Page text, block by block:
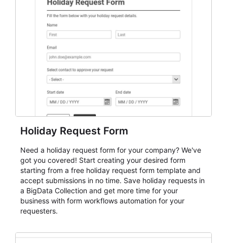
event intake, and membership participation. It helps
keep responses standardized so organizers can
evaluate submissions, manage next steps, and maintain
cleaner registration records over time.
Holiday Request Form
Need a holiday request form for your company? We've
got you covered! Start creating your desired form
starting from a free holiday request form template and
accept submissions in no time. Save holiday requests in
a BigData Collection and get more time for your
business with form workflows automation for your
requesters.